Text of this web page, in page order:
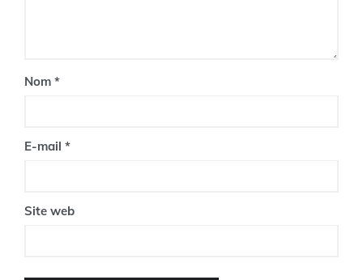
Nom *
E-mail *
Site web